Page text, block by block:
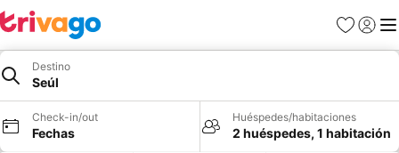
Favoritos
Iniciar
Destino
Seúl
Check-in/out
Fechas
Huéspedes/habitaciones
2 huéspedes, 1 habitación